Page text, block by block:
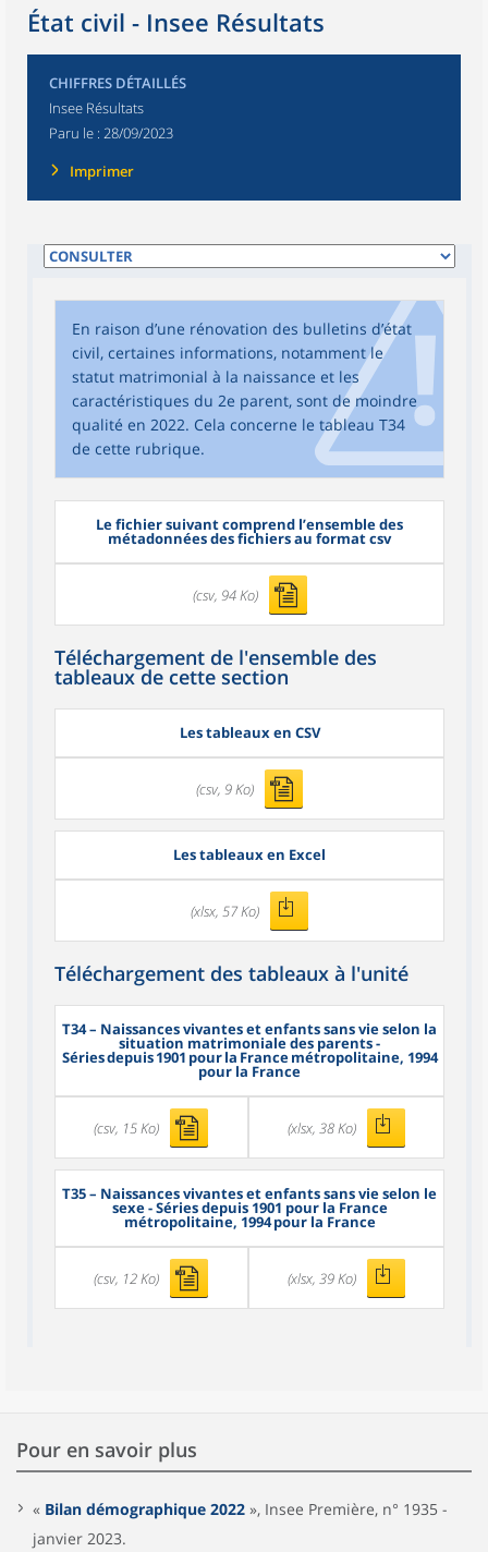
État civil - Insee Résultats
CHIFFRES DÉTAILLÉS
Insee Résultats
Paru le : 28/09/2023
Imprimer
En raison d’une rénovation des bulletins d’état
civil, certaines informations, notamment le
statut matrimonial à la naissance et les
caractéristiques du 2e parent, sont de moindre
qualité en 2022. Cela concerne le tableau T34
de cette rubrique.
Le fichier suivant comprend l’ensemble des
métadonnées des fichiers au format csv
(csv, 94 Ko)
Téléchargement de l'ensemble des
tableaux de cette section
Les tableaux en CSV
(csv, 9 Ko)
Les tableaux en Excel
(xlsx, 57 Ko)
Téléchargement des tableaux à l'unité
T34– Naissances vivantes et enfants sans vie selon la
situation matrimoniale des parents -
Séries depuis 1901 pour la France métropolitaine, 1994
pour la France
(csv, 15 Ko) (xlsx, 38 Ko)
T35– Naissances vivantes et enfants sans vie selon le
sexe - Séries depuis 1901 pour la France
métropolitaine, 1994 pour la France
(csv, 12 Ko) (xlsx, 39 Ko)
Pour en savoir plus
« Bilan démographique 2022 », Insee Première, n° 1935 -
janvier 2023.